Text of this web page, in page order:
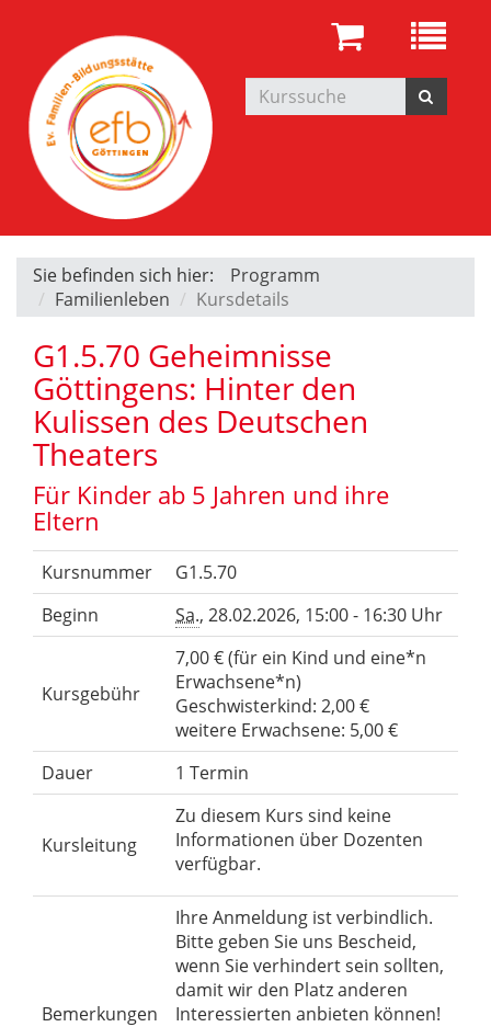
Sie befinden sich hier:
Programm
Familienleben
Kursdetails
G1.5.70 Geheimnisse
Göttingens: Hinter den
Kulissen des Deutschen
Theaters
Für Kinder ab 5 Jahren und ihre
Eltern
Kursnummer
G1.5.70
Beginn
Sa., 28.02.2026, 15:00 - 16:30 Uhr
Kursgebühr
7,00 € (für ein Kind und eine*n
Erwachsene*n)
Geschwisterkind: 2,00 €
weitere Erwachsene: 5,00 €
Dauer
1 Termin
Kursleitung
Zu diesem Kurs sind keine
Informationen über Dozenten
verfügbar.
Bemerkungen
Ihre Anmeldung ist verbindlich.
Bitte geben Sie uns Bescheid,
wenn Sie verhindert sein sollten,
damit wir den Platz anderen
Interessierten anbieten können!